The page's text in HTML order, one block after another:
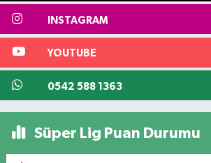
INSTAGRAM
YOUTUBE
0542 588 1363
Süper Lig Puan Durumu